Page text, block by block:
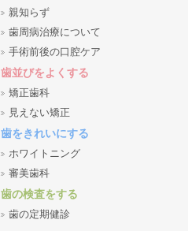
親知らず
歯周病治療について
手術前後の口腔ケア
歯並びをよくする
矯正歯科
見えない矯正
歯をきれいにする
ホワイトニング
審美歯科
歯の検査をする
歯の定期健診